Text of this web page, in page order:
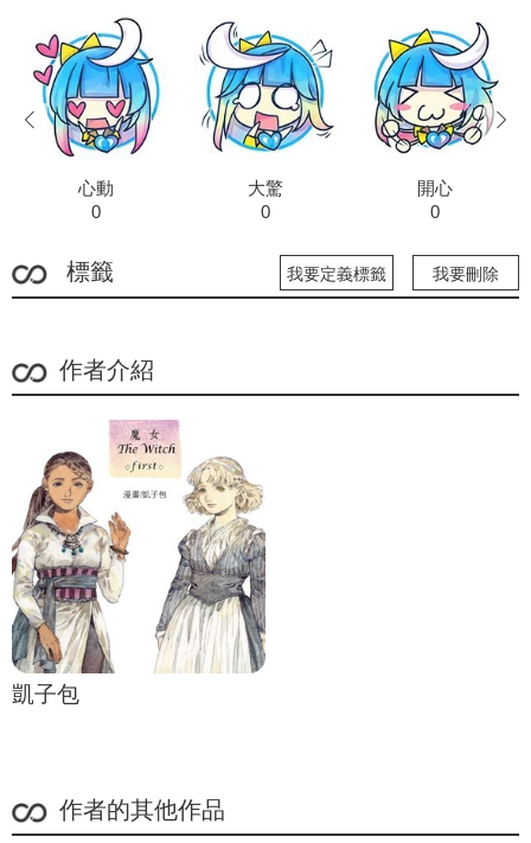
心動
0
大驚
0
開心
0
prev next
標籤 我要定義標籤 我要刪除
作者介紹
凱子包
作者的其他作品